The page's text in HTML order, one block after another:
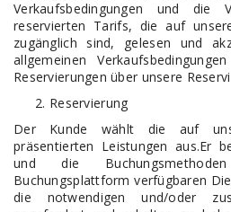
Verkaufsbedingungen und die
reservierten Tarifs, die auf
zugänglich sind, gelesen und
allgemeinen
Reservierungen über unsere
Reservierung
Der Kunde wählt die auf
präsentierten Leistungen aus.Er
und die
Buchungsplattform verfügbaren
die notwendigen und/oder